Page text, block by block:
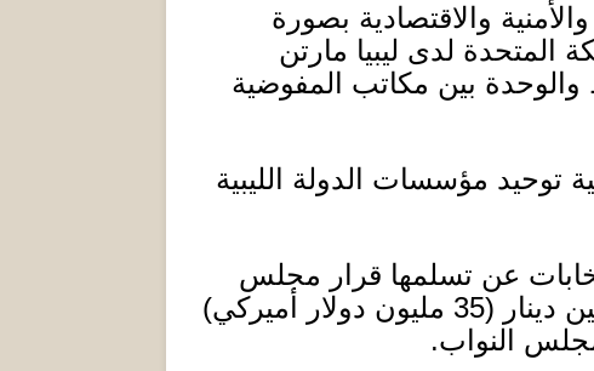
والاقتصادية بصورة
المتحدة لدى ليبيا مارتن
والوحدة بين مكاتب المفوضية
توحيد مؤسسات الدولة الليبية
عن تسلمها قرار مجلس
دينار (35 مليون دولار أميركي)
النواب.